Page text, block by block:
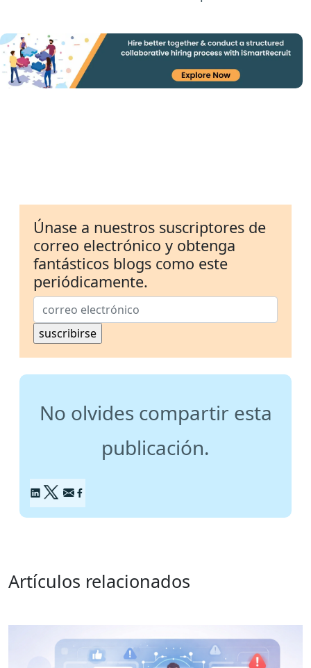
Únase a nuestros suscriptores de
correo electrónico y obtenga
fantásticos blogs como este
periódicamente.
No olvides compartir esta
publicación.
Artículos relacionados